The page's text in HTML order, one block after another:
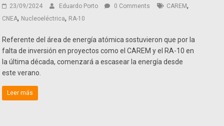
23/09/2024 Eduardo Porto 0 Comments CAREM,
CNEA, Nucleoeléctrica, RA-10
Referente del área de energía atómica sostuvieron que por la
falta de inversión en proyectos como el CAREM y el RA-10 en
la última década, comenzará a escasear la energía desde
este verano.
Leer más